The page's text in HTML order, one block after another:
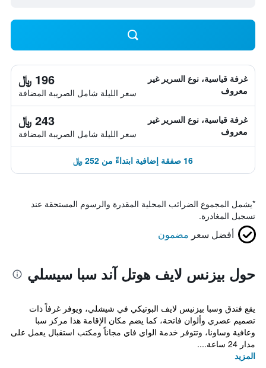
غرفة قياسية، نوع السرير غير
معروف
196 ﷼
سعر الليلة شامل الصريبة المضافة
غرفة قياسية، نوع السرير غير
معروف
243 ﷼
سعر الليلة شامل الصريبة المضافة
16 صفقة إضافية ابتداءً من 252 ﷼
*يشمل المجموع الضرائب المحلية المقدرة والرسوم المستحقة عند
تسجيل المغادرة.
أفضل سعر مضمون
حول بيزنس لايف هوتل آند سبا سيسلي
يقع فندق وسبا بيزنيس لايف البوتيكي في شيشلي، ويوفر غرفاً ذات
تصميم عصري وألوان فاتحة، كما يضم مكان الإقامة هذا مركز سبا
وعافية وساونا، وتتوفر خدمة الواي فاي مجاناً ومكتب استقبال يعمل على
مدار 24 ساعة....
المزيد